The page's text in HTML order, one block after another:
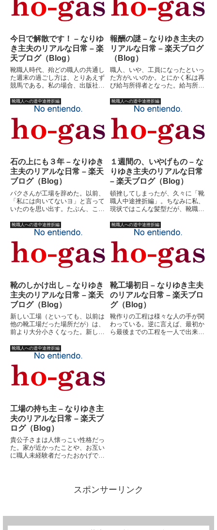
であ...
て・・・...
今日で解散です！ – なりゆ
き主夫のリアルな日常 – 楽
天ブログ（Blog）
靴職人時代、殆どの職人の共通し
た週末の過ごし方は、とりあえず
競馬である。私の場合、出版社を
った。靴職人になって、なんとか
生活していけそうな目処が立った
時点で、たしなみ程度に予想を復
活させた。週末は、穂ガス競馬
報酬の謎 – なりゆき主夫の
リアルな日常 – 楽天ブログ
（Blog）
職人、いや、工員になったといっ
た方がいいのか。とにかく私は再
び給与所得者となった。給与所得
で、生活設計が立てやすい。ただ
し、それに慣れると不測の事態に
陥った時にとてつもなく苦しむ。
それを踏まえて、日頃から対策
を...
靴職人への道中途挫折編
石の上にも３年 – なりゆき
主夫のリアルな日常 – 楽天
ブログ（Blog）
パクさんが工場を辞めた。以前、
「私には向いてないヨ」と言って
いたのを思い出す。たぶん、この
「向き不向き」以外のことも含ん
でいる。職人Ｄさんが言った。
「最近の若けえ連中はよ、根性が
ねえよ。こんな仕事で根をあげて
たら...
靴職人への道中途挫折編
１週間の、いやげもの – な
りゆき主夫のリアルな日常
– 楽天ブログ（Blog）
頓挫してしまったが、久々に「靴
職人中途挫折編」。ちなみに私、
現状ではこんな髪型だが、靴職人
な感じが正しい。でもこんな顔で
はないはず？と思った人はクリッ
ク！いや、本当ですってば。
(^_^;)ま、違ったとしてもフィ...
靴職人への道中途挫折編
靴のしかけ出し – なりゆき
主夫のリアルな日常 – 楽天
ブログ（Blog）
新しい工場（といっても、以前は
他の靴工場だった場所だが）は、
前より大分小さくなった。新しい
２組だった。動き出して見れば、
どうってことはなかった。仕事量
もこなせないことはないような気
もした。３?４人分の仕事らし
い...
靴職人への道中途挫折編
靴工場初日 – なりゆき主夫
のリアルな日常 – 楽天ブロ
グ（Blog）
靴作りの工程は様々な人の手が関
わっている。逆に言えば、最初か
ら最後までの工程を一人で出来る
靴職人への道中途挫折編
工場の持ち主 – なりゆき主
夫のリアルな日常 – 楽天ブ
ログ（Blog）
貴公子さまは人懐っこい性格だっ
た。家が近かったことや、お互い
に職人未経験者だったおかげで、
くなかった。比較対照として、貴
公子さまのおかげで、私は微妙スポンサーリンク